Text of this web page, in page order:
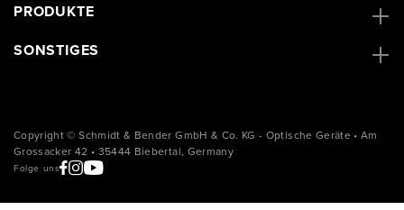
PRODUKTE
SONSTIGES
Copyright © Schmidt & Bender GmbH & Co. KG - Optische Geräte • Am
Grossacker 42 • 35444 Biebertal, Germany
Folge uns